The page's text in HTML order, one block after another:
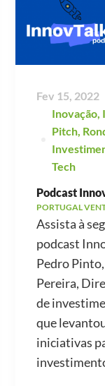
Fev 15, 2022
Inovação
Pitch
Tech
Podcast
PORTUGAL
Assista à
podcast
Pedro
Pereira,
de
que
iniciativas